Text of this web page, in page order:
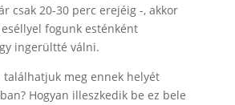
csak 20-30 perc erejéig -, akkor
fogunk esténként
ingerültté válni.
találhatjuk meg ennek helyét
Hogyan illeszkedik be ez bele